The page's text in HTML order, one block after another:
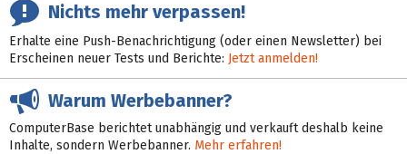
Nichts mehr verpassen!
Erhalte eine Push-Benachrichtigung (oder einen Newsletter) bei
Erscheinen neuer Tests und Berichte: Jetzt anmelden!
Warum Werbebanner?
ComputerBase berichtet unabhängig und verkauft deshalb keine
Inhalte, sondern Werbebanner. Mehr erfahren!